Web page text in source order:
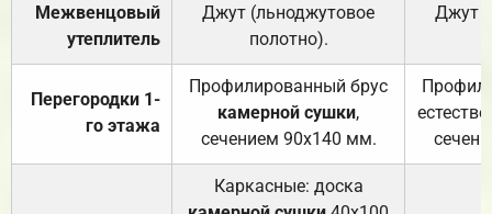
Межвенцовый
утеплитель
Джут (льноджутовое
полотно).
Джут
Перегородки 1-
го этажа
Профилированный брус
камерной сушки,
сечением 90х140 мм.
Каркасные: доска